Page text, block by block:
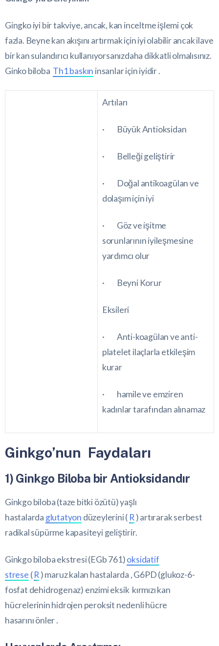
Gingko iyi bir takviye, ancak, kan inceltme işlemi çok
fazla. Beyne kan akışını artırmak için iyi olabilir ancak ilave
bir kan sulandırıcı kullanıyorsanızdaha dikkatli olmalısınız.
Ginko biloba Th1 baskın insanlar için iyidir .
Artıları
· Büyük Antioksidan
· Belleği geliştirir
· Doğal antikoagülan ve
dolaşım için iyi
· Göz ve işitme
sorunlarının iyileşmesine
yardımcı olur
· Beyni Korur
Eksileri
· Anti-koagülan ve anti-
platelet ilaçlarla etkileşim
kurar
· hamile ve emziren
kadınlar tarafından alınamaz
Ginkgo’nun Faydaları
1) Ginkgo Biloba bir Antioksidandır
Ginkgo biloba (taze bitki özütü) yaşlı
hastalarda glutatyon düzeylerini ( R ) artırarak serbest
radikal süpürme kapasiteyi geliştirir.
Ginkgo biloba ekstresi (EGb 761)oksidatif
strese (R ) maruz kalan hastalarda , G6PD (glukoz-6-
fosfat dehidrogenaz) enzimi eksik kırmızı kan
hücrelerinin hidrojen peroksit nedenli hücre
hasarını önler .